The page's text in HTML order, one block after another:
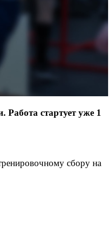
стартует уже 1
сбору на